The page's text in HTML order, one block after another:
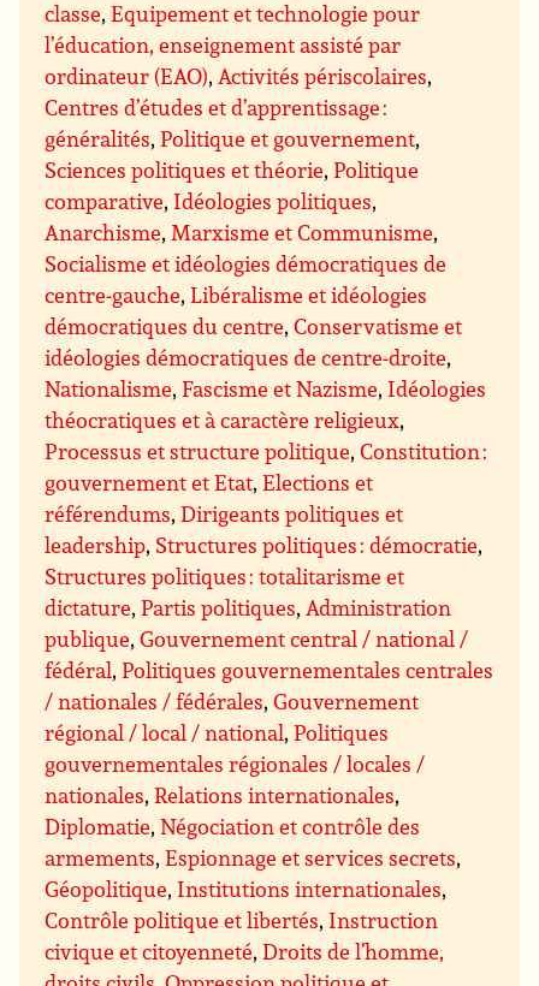
classe,Equipement et technologie pour
l’éducation, enseignement assisté par
ordinateur (EAO),Activités périscolaires,
Centres d’études et d’apprentissage :
généralités,Politique et gouvernement,
Sciences politiques et théorie,Politique
comparative, Idéologies politiques,
Anarchisme,Marxisme et Communisme,
Socialisme et idéologies démocratiques de
centre-gauche,Libéralisme et idéologies
démocratiques du centre,Conservatisme et
idéologies démocratiques de centre-droite,
Nationalisme,Fascisme et Nazisme, Idéologies
théocratiques et à caractère religieux,
Processus et structure politique,Constitution :
gouvernement et Etat,Elections et
référendums,Dirigeants politiques et
leadership, Structures politiques : démocratie,
Structures politiques : totalitarisme et
dictature,Partis politiques,Administration
publique,Gouvernement central / national /
fédéral,Politiques gouvernementales centrales
/ nationales / fédérales,Gouvernement
régional / local / national,Politiques
gouvernementales régionales / locales /
nationales,Relations internationales,
Diplomatie,Négociation et contrôle des
armements,Espionnage et services secrets,
Géopolitique, Institutions internationales,
Contrôle politique et libertés, Instruction
civique et citoyenneté,Droits de l’homme,